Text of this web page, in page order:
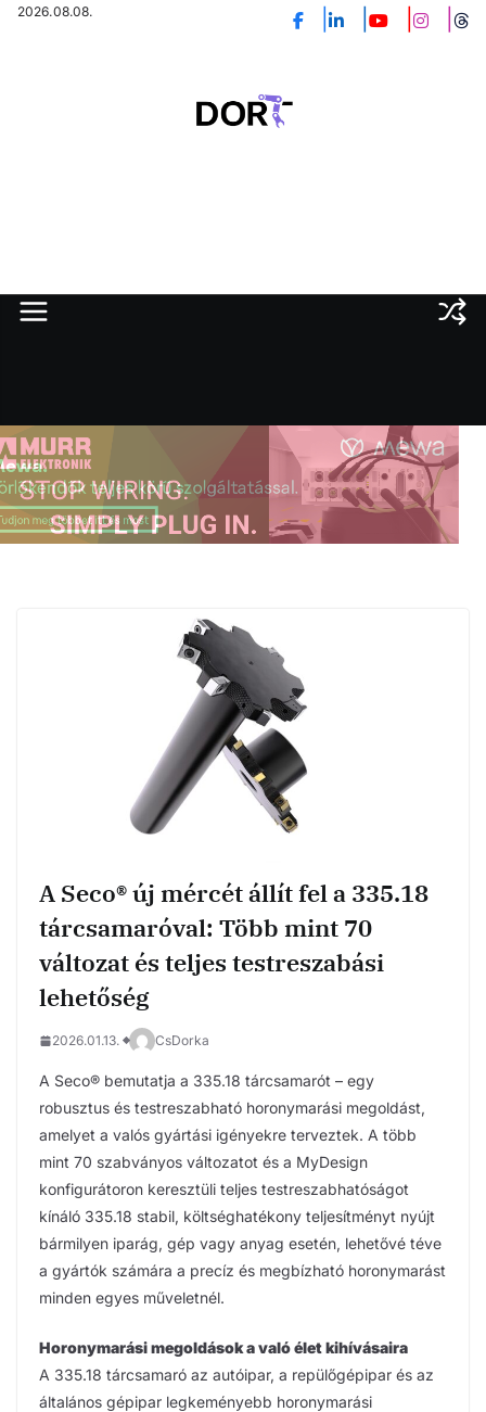
Skip2026.08.08.
A Seco® új mércét állít fel a 335.18
tárcsamaróval: Több mint 70
változat és teljes testreszabási
lehetőség
2026.01.13. CsDorka
A Seco® bemutatja a 335.18 tárcsamarót – egy
robusztus és testreszabható horonymarási megoldást,
amelyet a valós gyártási igényekre terveztek. A több
mint 70 szabványos változatot és a MyDesign
konfigurátoron keresztüli teljes testreszabhatóságot
kínáló 335.18 stabil, költséghatékony teljesítményt nyújt
bármilyen iparág, gép vagy anyag esetén, lehetővé téve
a gyártók számára a precíz és megbízható horonymarást
minden egyes műveletnél.
Horonymarási megoldások a való élet kihívásaira
A 335.18 tárcsamaró az autóipar, a repülőgépipar és az
általános gépipar legkeményebb horonymarási